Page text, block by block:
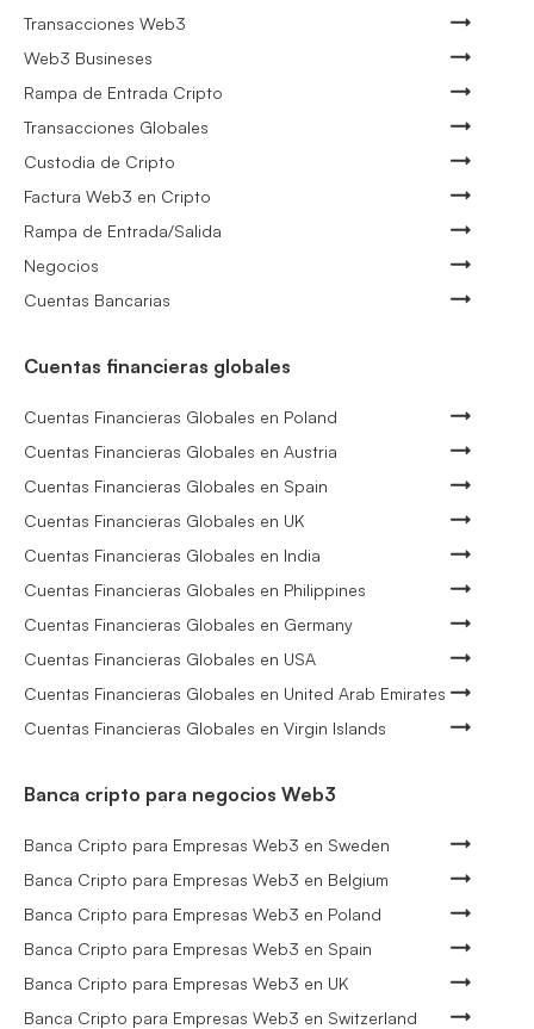
Transacciones Web3
Web3 Busineses
Rampa de Entrada Cripto
Transacciones Globales
Custodia de Cripto
Factura Web3 en Cripto
Rampa de Entrada/Salida
Negocios
Cuentas Bancarias
Cuentas financieras globales
Cuentas Financieras Globales en Poland
Cuentas Financieras Globales en Austria
Cuentas Financieras Globales en Spain
Cuentas Financieras Globales en UK
Cuentas Financieras Globales en India
Cuentas Financieras Globales en Philippines
Cuentas Financieras Globales en Germany
Cuentas Financieras Globales en USA
Cuentas Financieras Globales en United Arab Emirates
Cuentas Financieras Globales en Virgin Islands
Banca cripto para negocios Web3
Banca Cripto para Empresas Web3 en Sweden
Banca Cripto para Empresas Web3 en Belgium
Banca Cripto para Empresas Web3 en Poland
Banca Cripto para Empresas Web3 en Spain
Banca Cripto para Empresas Web3 en UK
Banca Cripto para Empresas Web3 en Switzerland